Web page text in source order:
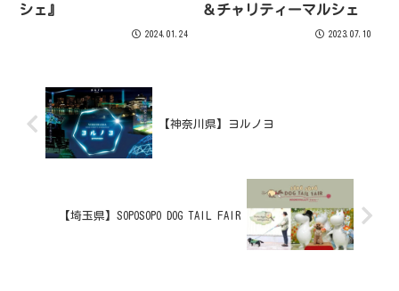
シェ』
2024.01.24
＆チャリティーマルシェ
2023.07.10
【神奈川県】ヨルノヨ
【埼玉県】SOPOSOPO DOG TAIL FAIR